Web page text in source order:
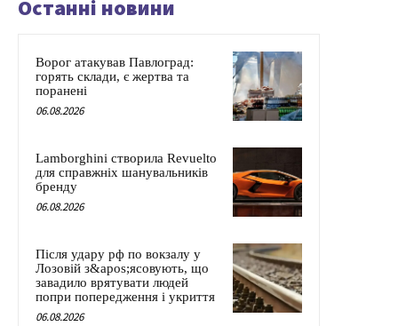
Останні новини
Ворог атакував Павлоград:
горять склади, є жертва та
поранені
06.08.2026
Lamborghini створила Revuelto
для справжніх шанувальників
бренду
06.08.2026
Після удару рф по вокзалу у
Лозовій з&apos;ясовують, що
завадило врятувати людей
попри попередження і укриття
06.08.2026